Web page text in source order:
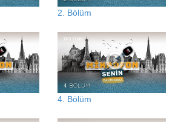
2. Bölüm
4. Bölüm